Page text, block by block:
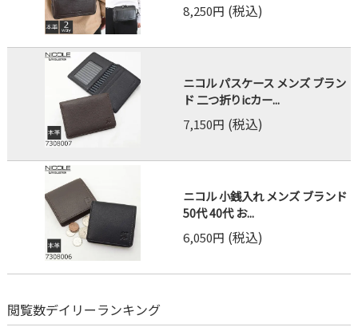
8,250円 (税込)
ニコル パスケース メンズ ブラン
ド 二つ折りicカー...
7,150円 (税込)
ニコル 小銭入れ メンズ ブランド
50代 40代 お...
6,050円 (税込)
閲覧数デイリーランキング